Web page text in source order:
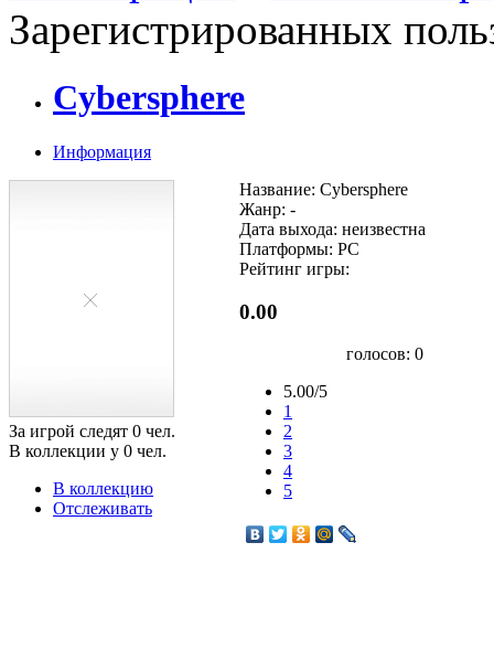
Зарегистрированных
Cybersphere
Информация
За игрой следят 0 чел.
В коллекции у 0 чел.
В коллекцию
Отслеживать
Название: Cybersphere
Жанр: -
Дата выхода: неизвестна
Платформы: PC
Рейтинг игры:
0.00
голосов: 0
5.00/5
1
2
3
4
5